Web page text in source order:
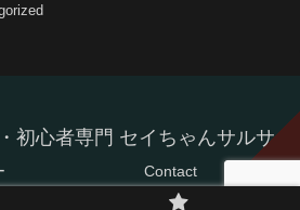
初心者専門 セイちゃんサルサ
Contact